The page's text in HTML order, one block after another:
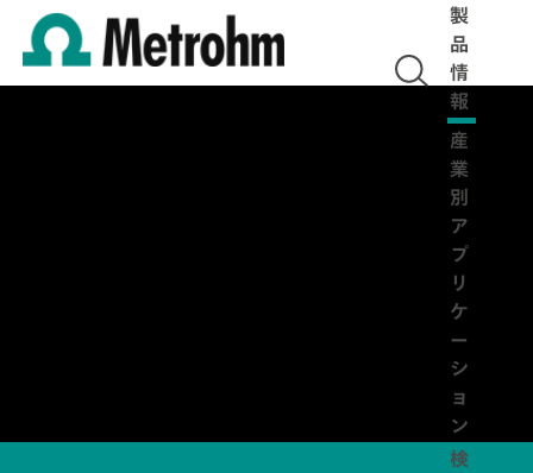
製
品
情
報
産
業
別
ア
プ
リ
ケ
ー
シ
ョ
ン
検